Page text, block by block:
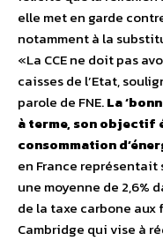
elle met en garde
notamment à la
«La CCE ne doit pas
caisses de l’Etat,
parole de FNE.La
à terme, son objectif
consommation
en France représentait
une moyenne de 2,6%
de la taxe carbone aux
Cambridge qui vise à